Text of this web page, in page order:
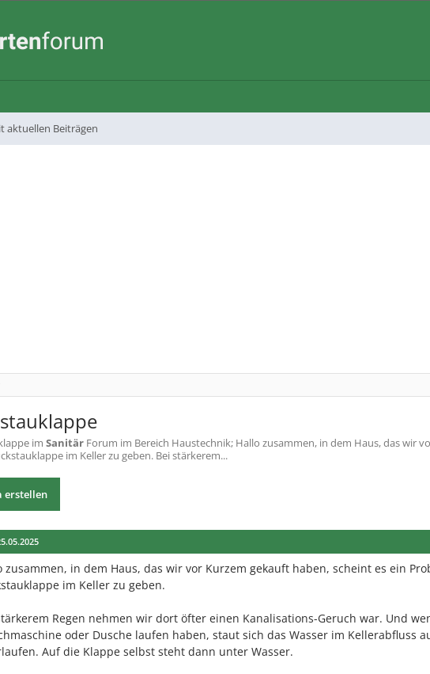
aktuellen Beiträgen
im Sanitär Forum im Bereich Haustechnik; Hallo zusammen, in dem Haus, das wir
im Keller zu geben. Bei stärkerem...
erstellen
zusammen, in dem Haus, das wir vor Kurzem gekauft haben, scheint es ein
im Keller zu geben.
Regen nehmen wir dort öfter einen Kanalisations-Geruch war. Und
oder Dusche laufen haben, staut sich das Wasser im Kellerabfluss
Auf die Klappe selbst steht dann unter Wasser.